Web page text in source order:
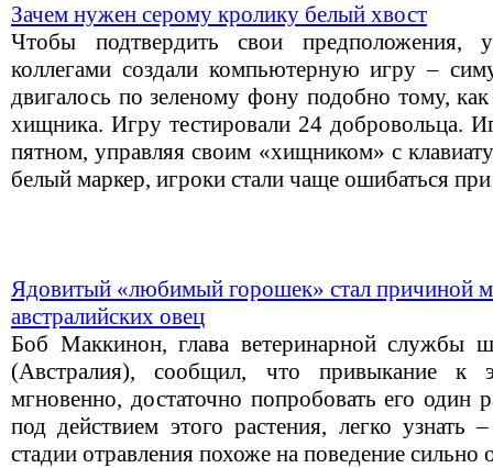
Зачем нужен серому кролику белый хвост
Чтобы подтвердить свои предположения,
коллегами создали компьютерную игру –
двигалось по зеленому фону подобно тому,
хищника. Игру тестировали 24 добровольца.
пятном, управляя своим «хищником» с
белый маркер, игроки стали чаще ошибаться
Ядовитый «любимый горошек» стал причиной
австралийских овец
Боб Маккинон, глава ветеринарной
(Австралия), сообщил, что привыкание к
мгновенно, достаточно попробовать его один
под действием этого растения, легко узнать
стадии отравления похоже на поведение сильно